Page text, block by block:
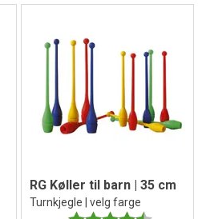
RG Køller til barn | 35 cm
Turnkjegle | velg farge